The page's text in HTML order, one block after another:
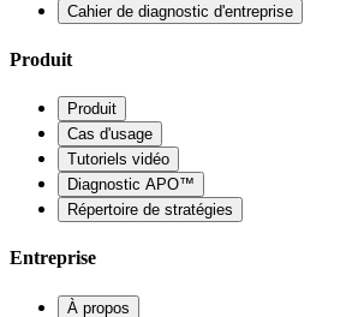
Cahier de diagnostic d'entreprise
Produit
Produit
Cas d'usage
Tutoriels vidéo
Diagnostic APO™
Répertoire de stratégies
Entreprise
À propos